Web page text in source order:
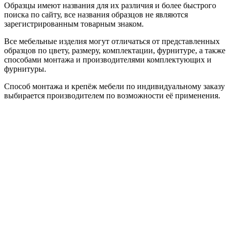
Образцы имеют названия для их различия и более быстрого
поиска по сайту, все названия образцов не являются
зарегистрированным товарным знаком.
Все мебельные изделия могут отличаться от представленных
образцов по цвету, размеру, комплектации, фурнитуре, а также
способами монтажа и производителями комплектующих и
фурнитуры.
Способ монтажа и крепёж мебели по индивидуальному заказу
выбирается производителем по возможности её применения.